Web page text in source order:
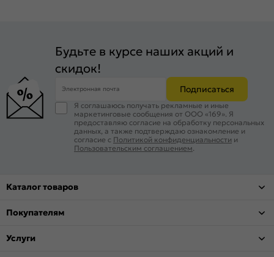
Будьте в курсе наших акций и
скидок!
Электронная почта Подписаться
Я соглашаюсь получать рекламные и иные
маркетинговые сообщения от ООО «169». Я
предоставляю согласие на обработку персональных
данных, а также подтверждаю ознакомление и
согласие с Политикой конфиденциальности и
Пользовательским соглашением
Каталог товаров
Покупателям
Услуги